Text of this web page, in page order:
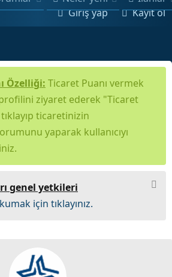
Giriş yap Kayıt ol
Özelliği: Ticaret Puanı vermek
ziyaret ederek "Ticaret
ticaretinizin
yaparak kullanıcıyı
genel yetkileri
için tıklayınız.